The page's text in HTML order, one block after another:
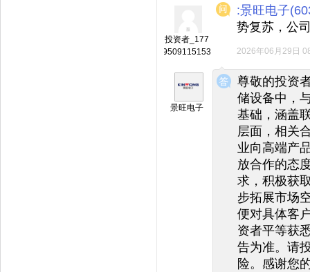
投资者_177
9509115153
:景旺电子
势复苏，公
2026年06月29日
◆
◆
景旺电子
尊敬的投资
储设备中，
基础，涵盖
层面，相关
业向高端产
放合作的态
求，积极获
步拓展市场
便对具体客
资者平等获
告为准。请
险。感谢您